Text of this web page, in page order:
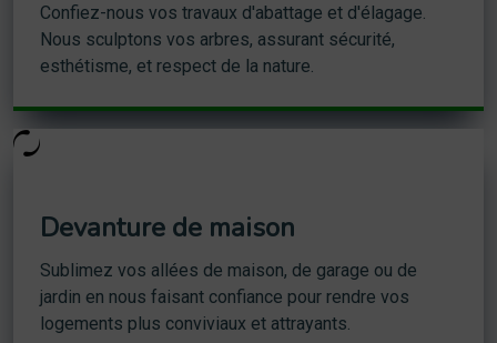
Confiez-nous vos travaux d'abattage et d'élagage.
Nous sculptons vos arbres, assurant sécurité,
esthétisme, et respect de la nature.
Devanture de maison
Sublimez vos allées de maison, de garage ou de
jardin en nous faisant confiance pour rendre vos
logements plus conviviaux et attrayants.